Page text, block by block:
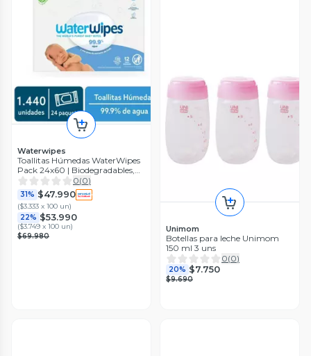
Waterwipes
Toallitas Húmedas WaterWipes
Pack 24x60 | Biodegradables,
Piel Sensible, Recién Nacido
0(0)
31% $47.990
($3.333 x 100 un)
22% $53.990
($3.749 x 100 un)
$69.980
Unimom
Botellas para leche Unimom
150 ml 3 uns
0(0)
20% $7.750
$9.690